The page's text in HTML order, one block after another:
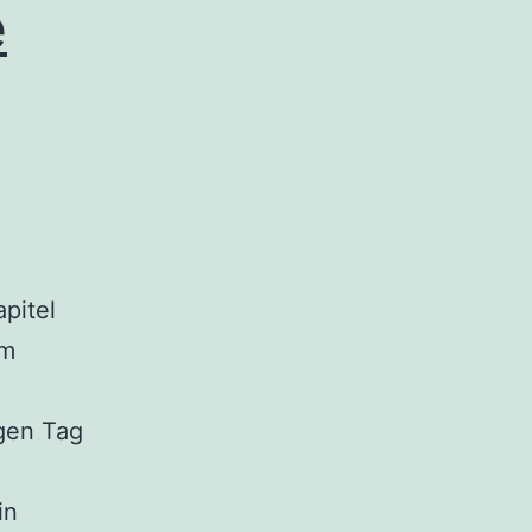
Tag